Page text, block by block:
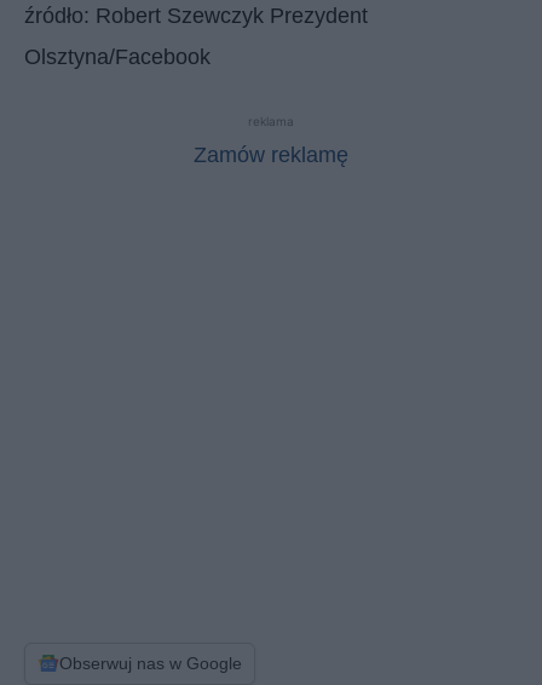
źródło: Robert Szewczyk Prezydent
Olsztyna/Facebook
reklama
Zamów reklamę
Obserwuj nas w Google